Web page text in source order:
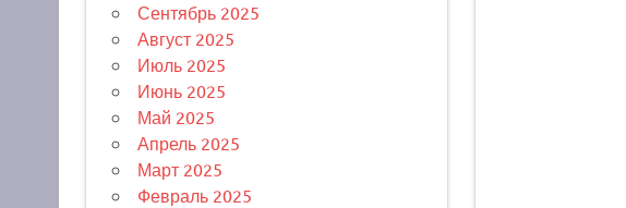
Сентябрь 2025
Август 2025
Июль 2025
Июнь 2025
Май 2025
Апрель 2025
Март 2025
Февраль 2025